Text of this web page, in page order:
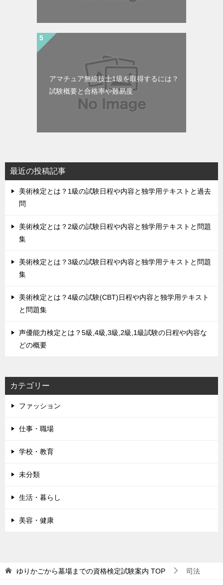
アマチュア無線技士1級を取得するには？
試験概要と合格率や難易度
最近の投稿記事
美術検定とは？1級の試験日程や内容と独学用テキストと過去
問
美術検定とは？2級の試験日程や内容と独学用テキストと問題
集
美術検定とは？3級の試験日程や内容と独学用テキストと問題
集
美術検定とは？4級の試験(CBT)日程や内容と独学用テキスト
と問題集
声優能力検定とは？5級,4級,3級,2級,1級試験の日程や内容な
どの概要
カテゴリー
ファッション
仕事・職場
学校・教育
未分類
生活・暮らし
美容・健康
ゆりかごから墓場までの資格検定試験案内 TOP 司法